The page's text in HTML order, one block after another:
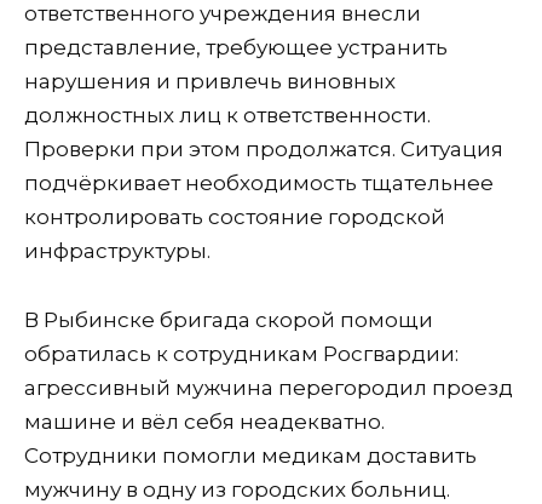
ответственного учреждения внесли
представление, требующее устранить
нарушения и привлечь виновных
должностных лиц к ответственности.
Проверки при этом продолжатся. Ситуация
подчёркивает необходимость тщательнее
контролировать состояние городской
инфраструктуры.
В Рыбинске бригада скорой помощи
обратилась к сотрудникам Росгвардии:
агрессивный мужчина перегородил проезд
машине и вёл себя неадекватно.
Сотрудники помогли медикам доставить
мужчину в одну из городских больниц.